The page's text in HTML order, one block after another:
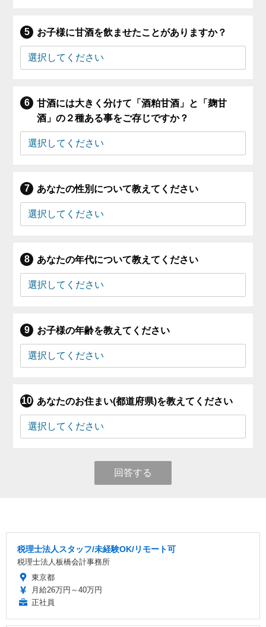
お子様に甘酒を飲ませたことがありますか？
甘酒には大きく分けて「酒粕甘酒」と「麹甘
酒」の２種ある事をご存じですか？
あなたの性別について教えてください
あなたの年代について教えてください
お子様の年齢を教えてください
あなたのお住まい(都道府県)を教えてください
回答する
税理士法人スタッフ/未経験OK/リモート可
税理士法人板橋会計事務所
東京都
月給26万円～40万円
正社員